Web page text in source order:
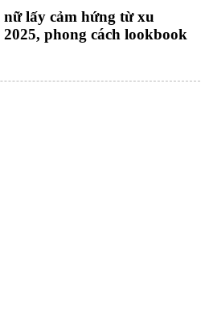
lấy cảm hứng từ xu
phong cách lookbook